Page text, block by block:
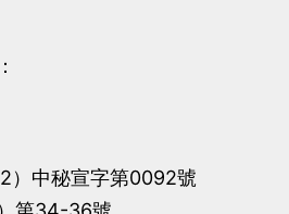
）中秘宣字第0092號